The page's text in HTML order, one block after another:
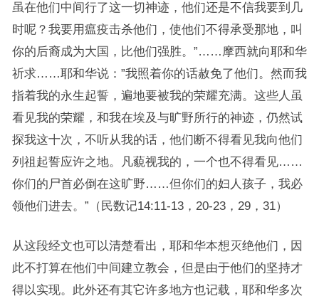
虽在他们中间行了这一切神迹，他们还是不信我要到几
时呢？我要用瘟疫击杀他们，使他们不得承受那地，叫
你的后裔成为大国，比他们强胜。”……摩西就向耶和华
祈求……耶和华说：”我照着你的话赦免了他们。然而我
指着我的永生起誓，遍地要被我的荣耀充满。这些人虽
看见我的荣耀，和我在埃及与旷野所行的神迹，仍然试
探我这十次，不听从我的话，他们断不得看见我向他们
列祖起誓应许之地。凡藐视我的，一个也不得看见……
你们的尸首必倒在这旷野……但你们的妇人孩子，我必
领他们进去。”（民数记14:11-13，20-23，29，31）
从这段经文也可以清楚看出，耶和华本想灭绝他们，因
此不打算在他们中间建立教会，但是由于他们的坚持才
得以实现。此外还有其它许多地方也记载，耶和华多次